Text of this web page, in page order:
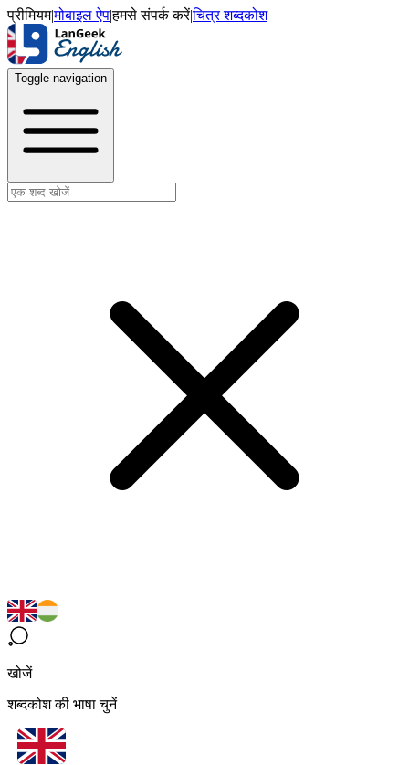
प्रीमियम|मोबाइल ऐप|हमसे संपर्क करें|चित्र शब्दकोश
Toggle navigation
खोजें
शब्दकोश की भाषा चुनें